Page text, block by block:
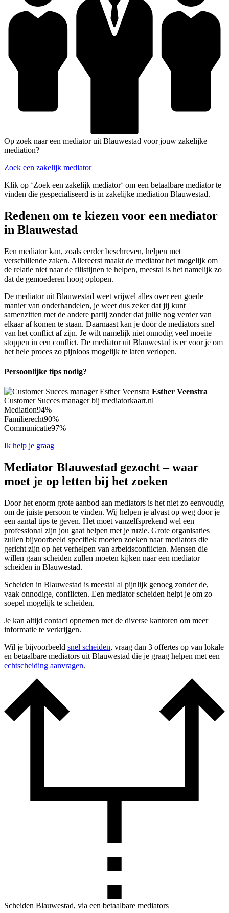
Op zoek naar een mediator uit Blauwestad voor jouw zakelijke
mediation?
Zoek een zakelijk mediator
Klik op ‘Zoek een zakelijk mediator‘ om een betaalbare mediator te
vinden die gespecialiseerd is in zakelijke mediation Blauwestad.
Redenen om te kiezen voor een mediator
in Blauwestad
Een mediator kan, zoals eerder beschreven, helpen met
verschillende zaken. Allereerst maakt de mediator het mogelijk om
de relatie niet naar de filistijnen te helpen, meestal is het namelijk zo
dat de gemoederen hoog oplopen.
De mediator uit Blauwestad weet vrijwel alles over een goede
manier van onderhandelen, je weet dus zeker dat jij kunt
samenzitten met de andere partij zonder dat jullie nog verder van
elkaar af komen te staan. Daarnaast kan je door de mediators snel
van het conflict af zijn. Je wilt namelijk niet onnodig veel moeite
stoppen in een conflict. De mediator uit Blauwestad is er voor je om
het hele proces zo pijnloos mogelijk te laten verlopen.
Persoonlijke tips nodig?
Esther Veenstra
Customer Succes manager bij mediatorkaart.nl
Mediation94%
Familierecht90%
Communicatie97%
Ik help je graag
Mediator Blauwestad gezocht – waar
moet je op letten bij het zoeken
Door het enorm grote aanbod aan mediators is het niet zo eenvoudig
om de juiste persoon te vinden. Wij helpen je alvast op weg door je
een aantal tips te geven. Het moet vanzelfsprekend wel een
professional zijn jou gaat helpen met je ruzie. Grote organisaties
zullen bijvoorbeeld specifiek moeten zoeken naar mediators die
gericht zijn op het verhelpen van arbeidsconflicten. Mensen die
willen gaan scheiden zullen moeten kijken naar een mediator
scheiden in Blauwestad.
Scheiden in Blauwestad is meestal al pijnlijk genoeg zonder de,
vaak onnodige, conflicten. Een mediator scheiden helpt je om zo
soepel mogelijk te scheiden.
Je kan altijd contact opnemen met de diverse kantoren om meer
informatie te verkrijgen.
Wil je bijvoorbeeld snel scheiden, vraag dan 3 offertes op van lokale
en betaalbare mediators uit Blauwestad die je graag helpen met een
echtscheiding aanvragen.
Scheiden Blauwestad, via een betaalbare mediators